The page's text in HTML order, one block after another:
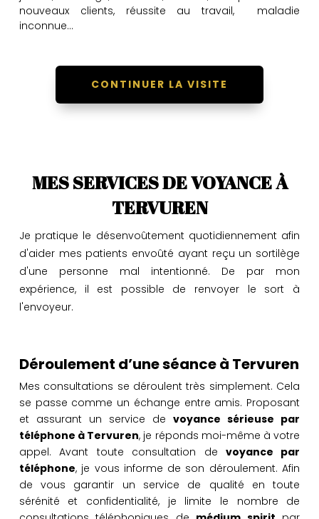
nouveaux clients, réussite au travail, maladie
inconnue…
CONTINUER LA VISITE
MES SERVICES DE VOYANCE À
TERVUREN
Je pratique le désenvoûtement quotidiennement afin
d'aider mes patients envoûté ayant reçu un sortilège
d'une personne mal intentionné. De par mon
expérience, il est possible de renvoyer le sort à
l'envoyeur.
Déroulement d’une séance à Tervuren
Mes consultations se déroulent très simplement. Cela
se passe comme un échange entre amis. Proposant
et assurant un service devoyance sérieuse par
téléphone à Tervuren, je réponds moi-même à votre
appel. Avant toute consultation de voyance par
téléphone, je vous informe de son déroulement. Afin
de vous garantir un service de qualité en toute
sérénité et confidentialité, je limite le nombre de